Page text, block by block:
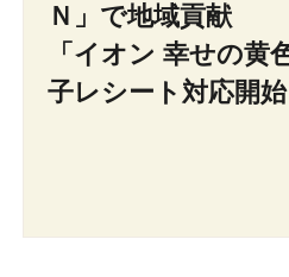
Ｎ」で地域貢献
「イオン 幸せの黄
子レシート対応開始